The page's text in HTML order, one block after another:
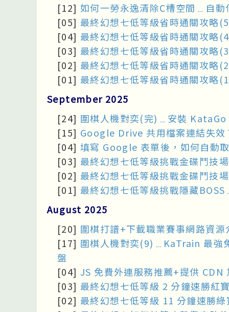
[12] 如何一勞永逸清除C槽空間﹍自
[05] 最終幻想七低等級省時通關攻略
[04] 最終幻想七低等級省時通關攻略
[03] 最終幻想七低等級省時通關攻略
[02] 最終幻想七低等級省時通關攻略
[01] 最終幻想七低等級省時通關攻略
September 2025
[24] 圍棋人機對奕(完)﹍安裝
[15] Google Drive 共用檔案連結失效
[04] 填寫 Google 表單後，如何自動
[03] 最終幻想七低等級挑戰金碟鬥技
[02] 最終幻想七低等級挑戰金碟鬥技
[01] 最終幻想七低等級挑戰隱藏
August 2025
[20] 圍棋打譜+下載職業賽事網路資源
[17] 圍棋人機對奕(9)﹍KaTrain 最強
盤
[04] JS 免費外連服務推薦+提供
[03] 最終幻想七低等級 2 分鐘速勝紅
[02] 最終幻想七低等級 11 分鐘速勝